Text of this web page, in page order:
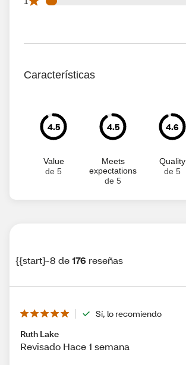
Características
4.5
Value
de 5
4.5
Meets
expectations
de 5
4.6
Quality
de 5
{{start}-8 de176 reseñas
Sí, lo recomiendo
Ruth Lake
Revisado Hace 1 semana